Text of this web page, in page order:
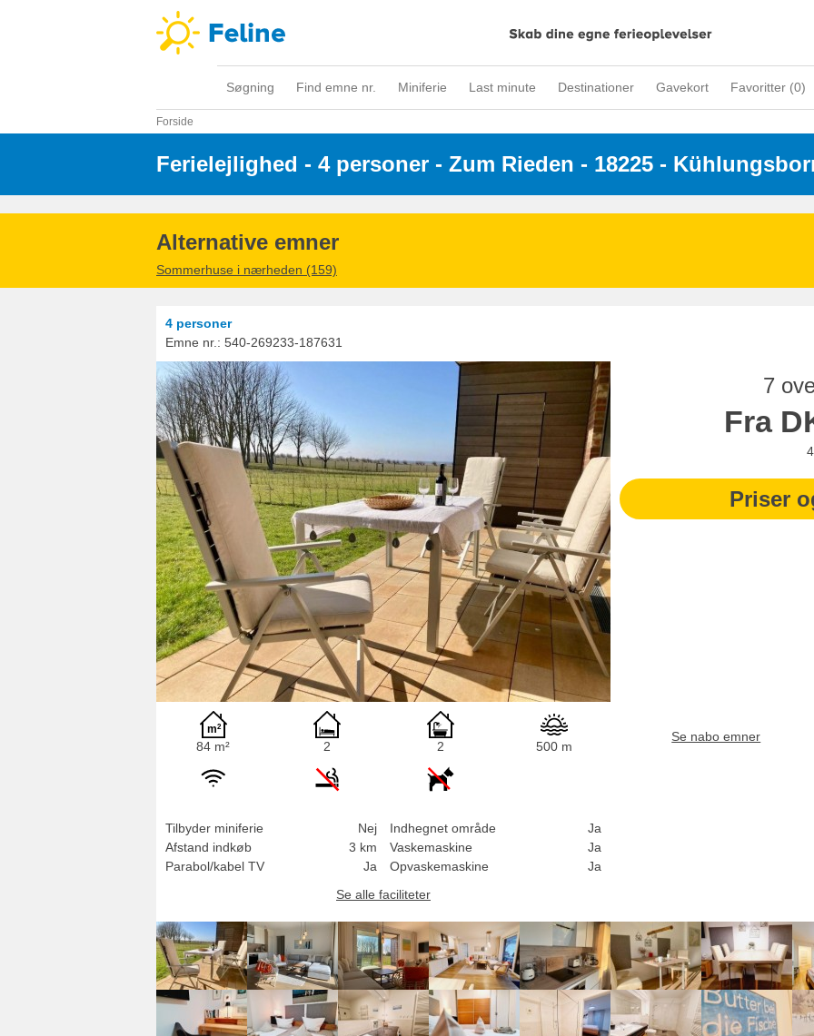
Søgning Find emne nr. Miniferie Last minute Destinationer Gavekort Favoritter (0)
Forside
Ferielejlighed - 4 personer - Zum Rieden - 18225 -
Alternative emner
Sommerhuse i nærheden (159)
4 personer
Emne nr.: 540-269233-187631
7
Fra
4
Priser
84 m² 2 2 500 m
Tilbyder miniferie
Nej
Afstand indkøb
3 km
Parabol/kabel TV
Ja
Indhegnet område
Ja
Vaskemaskine
Ja
Opvaskemaskine
Ja
Se alle faciliteter
Se nabo emner